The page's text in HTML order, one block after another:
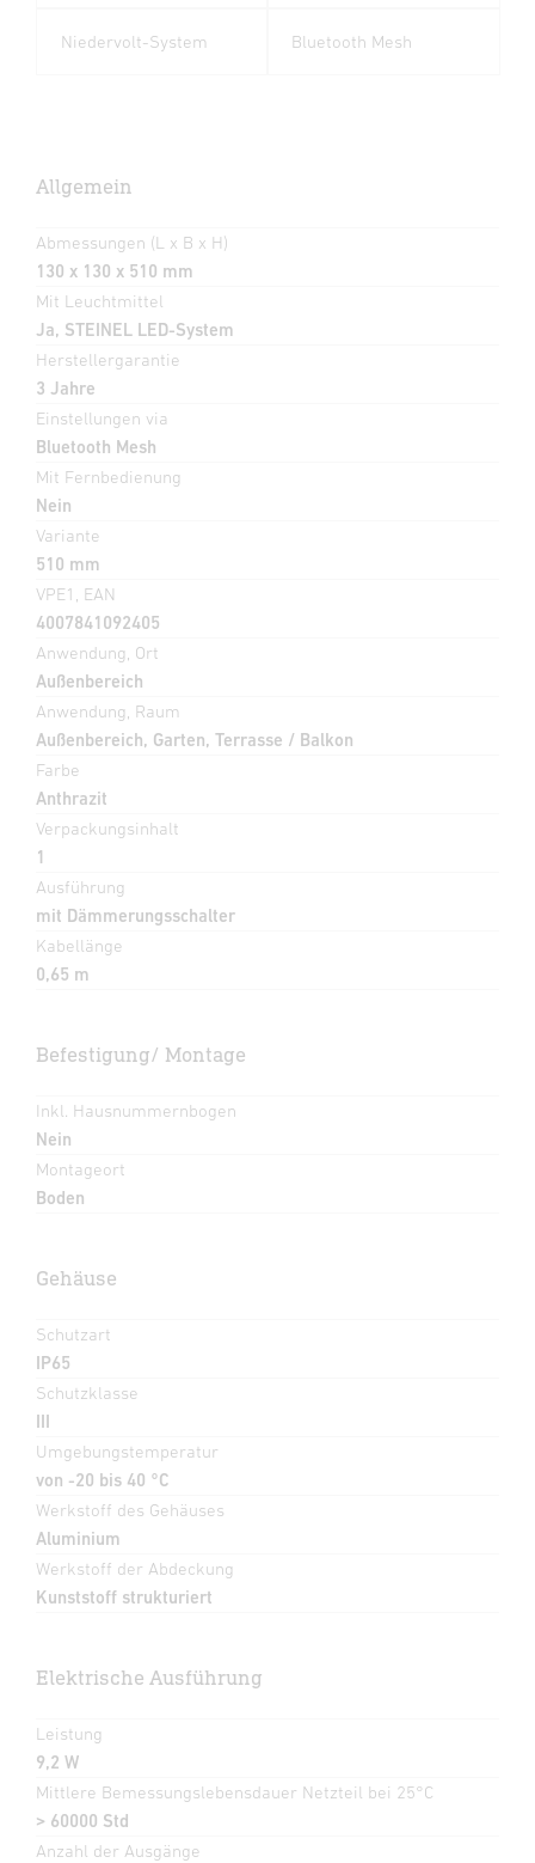
Niedervolt-System Bluetooth Mesh
Allgemein
Abmessungen (L x B x H)
130 x 130 x 510 mm
Mit Leuchtmittel
Ja, STEINEL LED-System
Herstellergarantie
3 Jahre
Einstellungen via
Bluetooth Mesh
Mit Fernbedienung
Nein
Variante
510 mm
VPE1, EAN
4007841092405
Anwendung, Ort
Außenbereich
Anwendung, Raum
Außenbereich, Garten, Terrasse / Balkon
Farbe
Anthrazit
Verpackungsinhalt
1
Ausführung
mit Dämmerungsschalter
Kabellänge
0,65 m
Befestigung/ Montage
Inkl. Hausnummernbogen
Nein
Montageort
Boden
Gehäuse
Schutzart
IP65
Schutzklasse
III
Umgebungstemperatur
von -20 bis 40 °C
Werkstoff des Gehäuses
Aluminium
Werkstoff der Abdeckung
Kunststoff strukturiert
Elektrische Ausführung
Leistung
9,2 W
Mittlere Bemessungslebensdauer Netzteil bei 25°C
> 60000 Std
Anzahl der Ausgänge